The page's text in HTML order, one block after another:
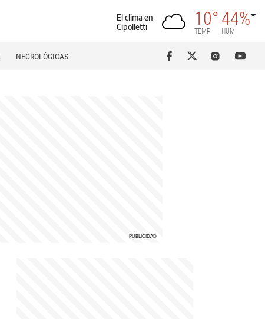
El clima en
Cipolletti
10°
TEMP
44%
HUM
NECROLÓGICAS